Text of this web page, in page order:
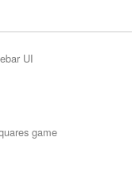
UI
game